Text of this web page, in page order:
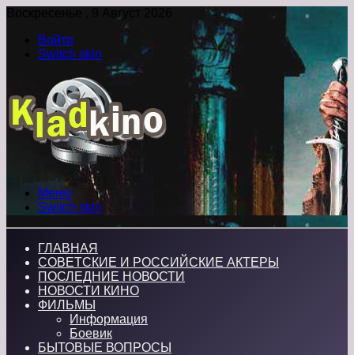
Воскресенье , 9 Август 2026
Войти
Switch skin
Меню
Switch skin
ГЛАВНАЯ
СОВЕТСКИЕ И РОССИЙСКИЕ АКТЕРЫ
ПОСЛЕДНИЕ НОВОСТИ
НОВОСТИ КИНО
ФИЛЬМЫ
Информация
Боевик
БЫТОВЫЕ ВОПРОСЫ